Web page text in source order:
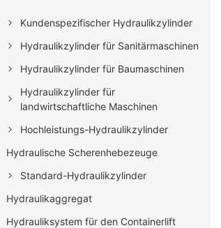
Kundenspezifischer Hydraulikzylinder
Hydraulikzylinder für Sanitärmaschinen
Hydraulikzylinder für Baumaschinen
Hydraulikzylinder für
landwirtschaftliche Maschinen
Hochleistungs-Hydraulikzylinder
Hydraulische Scherenhebezeuge
Standard-Hydraulikzylinder
Hydraulikaggregat
Hydrauliksystem für den Containerlift